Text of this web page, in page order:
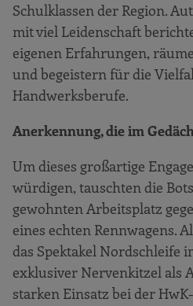
Schulklassen der Region.
mit viel Leidenschaft
eigenen Erfahrungen,
und begeistern für die
Handwerksberufe.
Anerkennung, die im
Um dieses großartige
würdigen, tauschten die
gewohnten Arbeitsplatz
eines echten Rennwagens.
das Spektakel Nordschleife
exklusiver Nervenkitzel als
starken Einsatz bei der